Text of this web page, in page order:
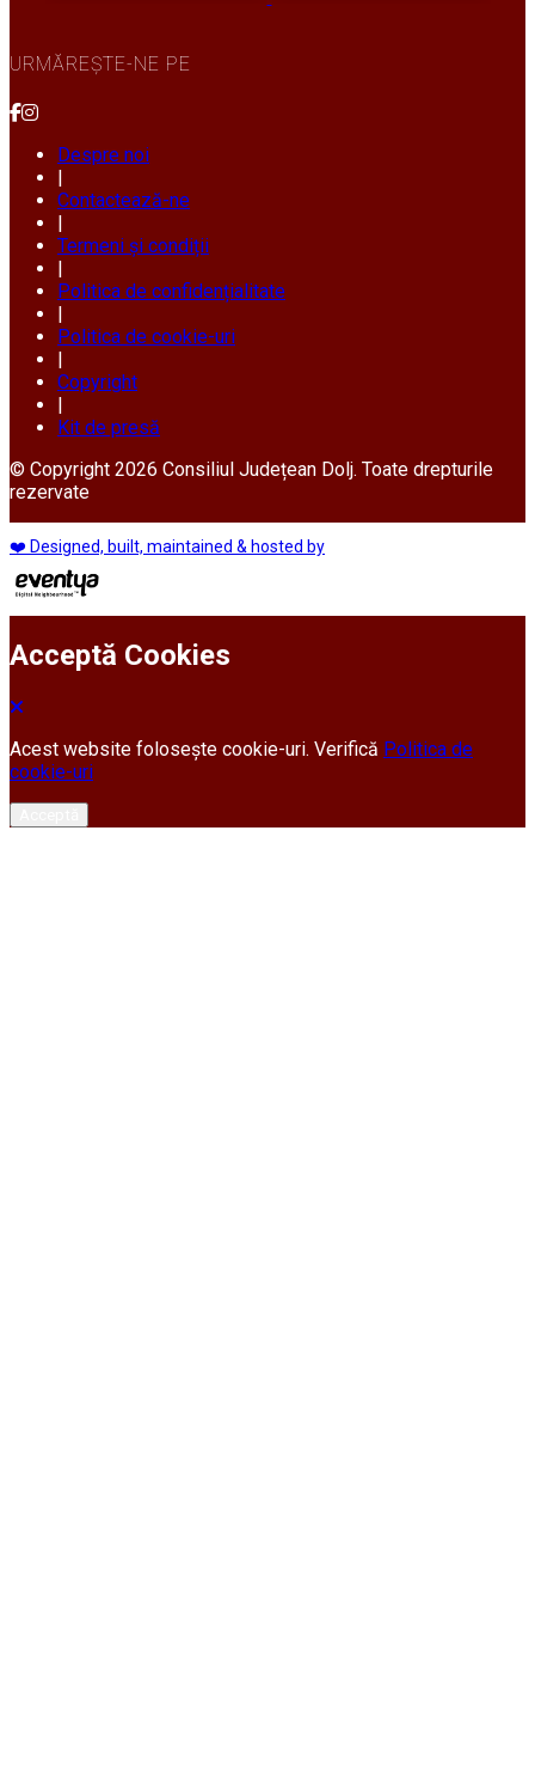
URMĂREȘTE-NE PE
Despre noi
|
Contactează-ne
|
Termeni și condiții
|
Politica de confidențialitate
|
Politica de cookie-uri
|
Copyright
|
Kit de presă
© Copyright 2026 Consiliul Județean Dolj. Toate drepturile
rezervate
❤️ Designed, built, maintained & hosted by
Acceptă Cookies
Acest website folosește cookie-uri. Verifică Politica de
cookie-uri